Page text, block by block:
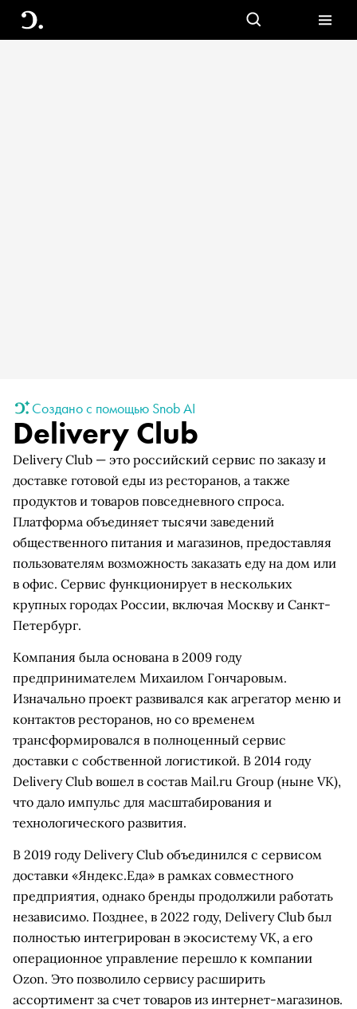
Создано с помощью Snob AI
Delivery Club
Delivery Club — это российский сервис по заказу и
доставке готовой еды из ресторанов, а также
продуктов и товаров повседневного спроса.
Платформа объединяет тысячи заведений
общественного питания и магазинов, предоставляя
пользователям возможность заказать еду на дом или
в офис. Сервис функционирует в нескольких
крупных городах России, включая Москву и Санкт-
Петербург.
Компания была основана в 2009 году
предпринимателем Михаилом Гончаровым.
Изначально проект развивался как агрегатор меню и
контактов ресторанов, но со временем
трансформировался в полноценный сервис
доставки с собственной логистикой. В 2014 году
Delivery Club вошел в состав Mail.ru Group (ныне VK),
что дало импульс для масштабирования и
технологического развития.
В 2019 году Delivery Club объединился с сервисом
доставки «Яндекс.Еда» в рамках совместного
предприятия, однако бренды продолжили работать
независимо. Позднее, в 2022 году, Delivery Club был
полностью интегрирован в экосистему VK, а его
операционное управление перешло к компании
Ozon. Это позволило сервису расширить
ассортимент за счет товаров из интернет-магазинов.